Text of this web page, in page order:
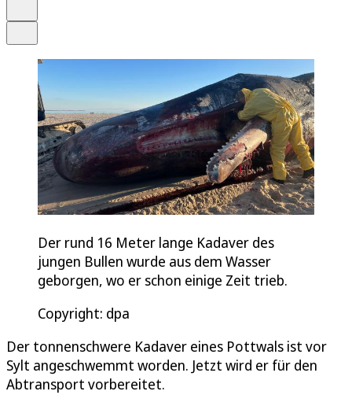
Der rund 16 Meter lange Kadaver des
jungen Bullen wurde aus dem Wasser
geborgen, wo er schon einige Zeit trieb.
Copyright: dpa
Der tonnenschwere Kadaver eines Pottwals ist vor
Sylt angeschwemmt worden. Jetzt wird er für den
Abtransport vorbereitet.